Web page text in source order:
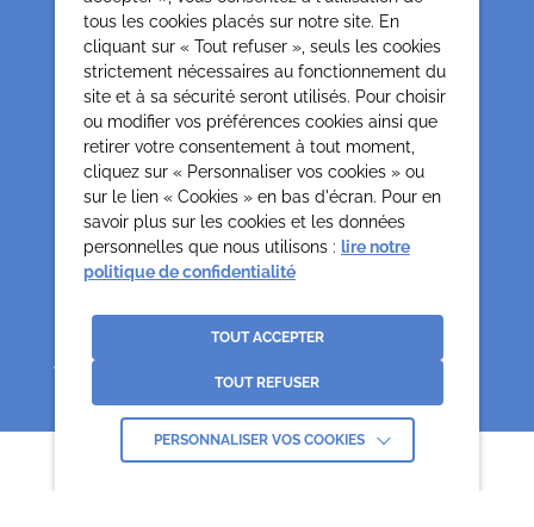
75013 Paris
0142850804
contact@cesap.asso.fr
Cesap Formation
formation@cesap.asso.fr
01 53 20 68 58
Mentions Légales
Gestion des cookies
Politique de confidentialité et protection des données
Association déclarée no 65/618 du 19.05.65 Reconnues d’Utilité Publique par
décret du 0307.70 paru au J.O. du 12.07.70
tous les cookies placés sur notre site. En
cliquant sur « Tout refuser », seuls les cookies
strictement nécessaires au fonctionnement du
site et à sa sécurité seront utilisés. Pour choisir
ou modifier vos préférences cookies ainsi que
retirer votre consentement à tout moment,
cliquez sur « Personnaliser vos cookies » ou
sur le lien « Cookies » en bas d'écran. Pour en
savoir plus sur les cookies et les données
personnelles que nous utilisons : lire notre
politique de confidentialité
TOUT ACCEPTER
TOUT REFUSER
PERSONNALISER VOS COOKIES